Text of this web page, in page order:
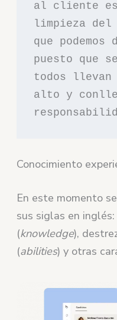
al cliente es
limpieza
que
puesto que
todos llevan
alto y
Conocimiento
En este momento
sus siglas en
(knowledge),
(abilities) y otras